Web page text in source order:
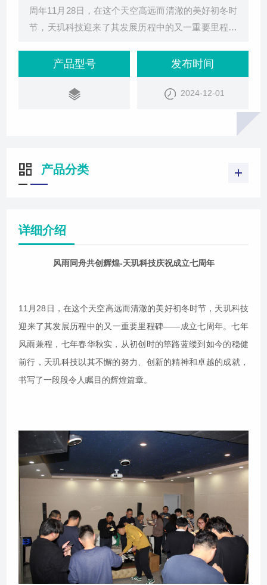
周年11月28日，在这个天空高远而清澈的美好初冬时
节，天玑科技迎来了其发展历程中的又一重要里程碑
初创时的筚路蓝缕到如今的稳健前行，天玑科技以其
不懈的努力、创新的精神和卓越的成就，书写了一段
段令人瞩目的辉煌篇章。致敬岁月，感恩同行在当天
庆典活动的的表彰环节中，公司总经理罗树江首先致
产品型号 发布时间
2024-12-01
产品分类
详细介绍
风雨同舟共创辉煌-天玑科技庆祝成立七周年
11月28日，在这个天空高远而清澈的美好初冬时节，天玑科技
迎来了其发展历程中的又一重要里程碑——成立七周年。七年
风雨兼程，七年春华秋实，从初创时的筚路蓝缕到如今的稳健
前行，天玑科技以其不懈的努力、创新的精神和卓越的成就，
书写了一段段令人瞩目的辉煌篇章。